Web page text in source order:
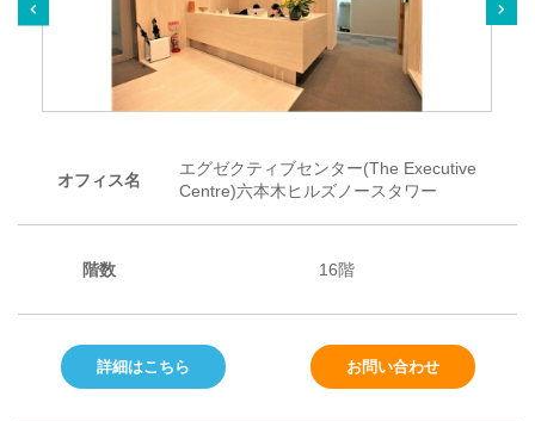
オフィス名
エグゼクティブセンター(The Executive
Centre)六本木ヒルズノースタワー
階数 16階
詳細はこちら お問い合わせ